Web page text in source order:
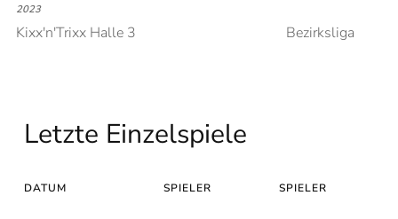
2023
Kixx'n'Trixx Halle 3 Bezirksliga
Letzte Einzelspiele
DATUM SPIELER SPIELER